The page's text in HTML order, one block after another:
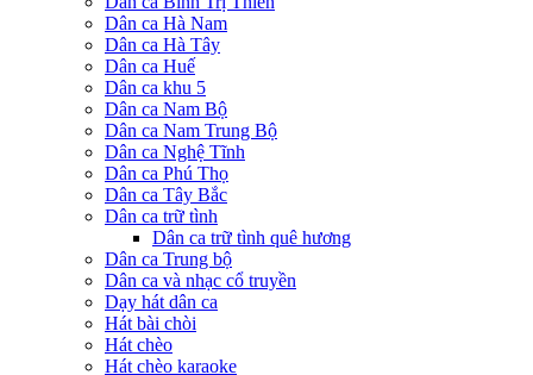
Dân ca Hà Nam
Dân ca Hà Tây
Dân ca Huế
Dân ca khu 5
Dân ca Nam Bộ
Dân ca Nam Trung Bộ
Dân ca Nghệ Tĩnh
Dân ca Phú Thọ
Dân ca Tây Bắc
Dân ca trữ tình
Dân ca trữ tình quê hương
Dân ca Trung bộ
Dân ca và nhạc cổ truyền
Dạy hát dân ca
Hát bài chòi
Hát chèo
Hát chèo karaoke